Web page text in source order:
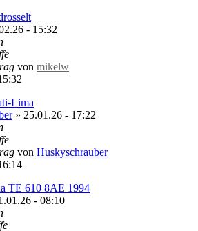
- 15:32
von mikelw
Lima
» 25.01.26 - 17:22
von Huskyschrauber
TE 610 8AE 1994
- 08:10